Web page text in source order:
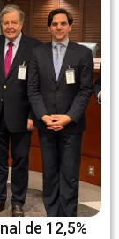
de 12,5%